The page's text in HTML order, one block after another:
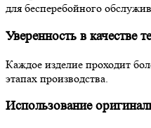
для бесперебойного
Уверенность в качестве
Каждое изделие проходит
этапах производства.
Использование